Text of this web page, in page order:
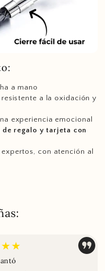
a mano
a la oxidación y
experiencia emocional
de regalo y tarjeta con
con atención al